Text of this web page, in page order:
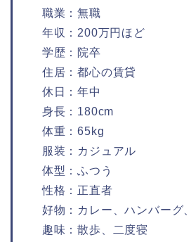
職業：無職
年収：200万円ほど
学歴：院卒
住居：都心の賃貸
休日：年中
身長：180cm
体重：65kg
服装：カジュアル
体型：ふつう
性格：正直者
好物：カレー、ハンバーグ
趣味：散歩、二度寝